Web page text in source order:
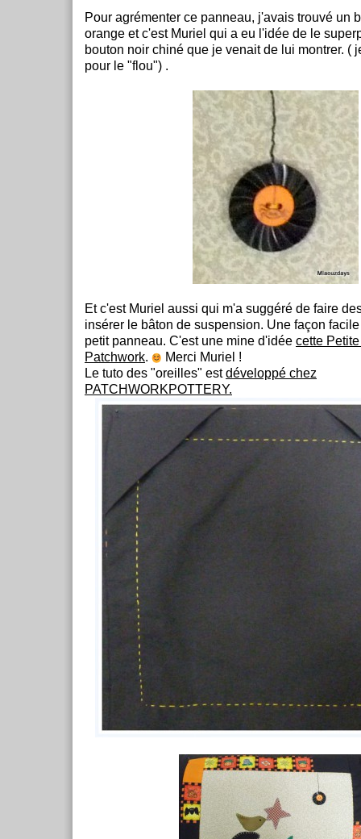
Pour agrémenter ce panneau, j'avais trouvé un
orange et c'est Muriel qui a eu l'idée de le
bouton noir chiné que je venait de lui montrer. (
pour le "flou") .
Et c'est Muriel aussi qui m'a suggéré de faire
insérer le bâton de suspension. Une façon
petit panneau. C'est une mine d'idée cette
Patchwork.
Merci Muriel !
Le tuto des "oreilles" estdéveloppé chez
PATCHWORKPOTTERY.